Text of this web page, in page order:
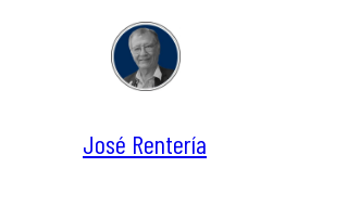
José Rentería